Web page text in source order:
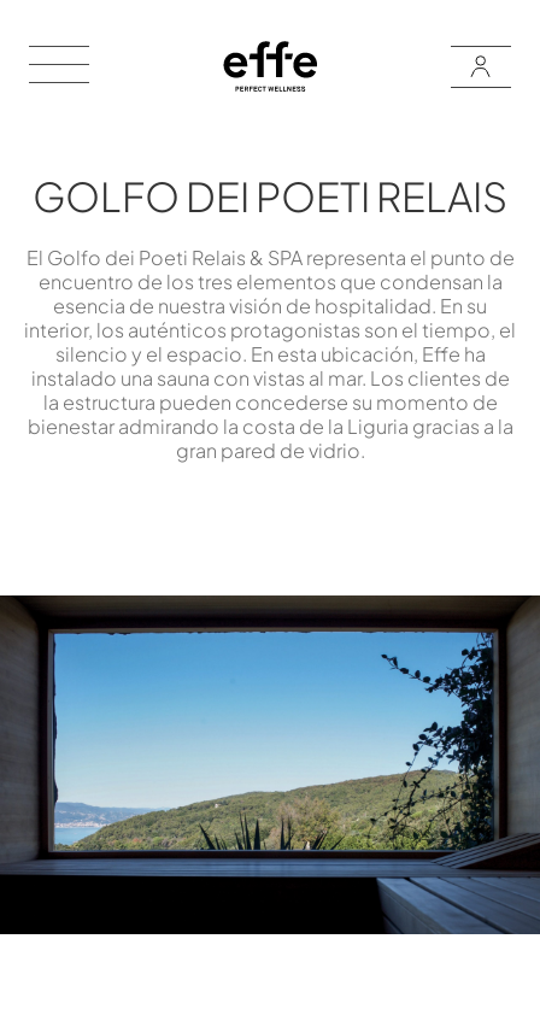
GOLFO DEI POETI RELAIS
El Golfo dei Poeti Relais & SPA representa el punto de
encuentro de los tres elementos que condensan la
esencia de nuestra visión de hospitalidad. En su
interior, los auténticos protagonistas son el tiempo, el
silencio y el espacio. En esta ubicación, Effe ha
instalado una sauna con vistas al mar. Los clientes de
la estructura pueden concederse su momento de
bienestar admirando la costa de la Liguria gracias a la
gran pared de vidrio.